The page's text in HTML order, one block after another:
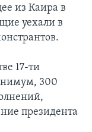
из Каира в
уехали в
17-ти
300
президента